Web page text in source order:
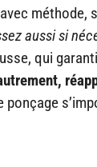
méthode,
aussi si
qui